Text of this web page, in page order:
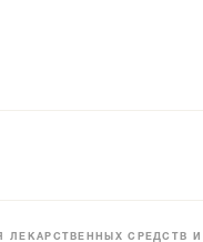
СРЕДСТВ